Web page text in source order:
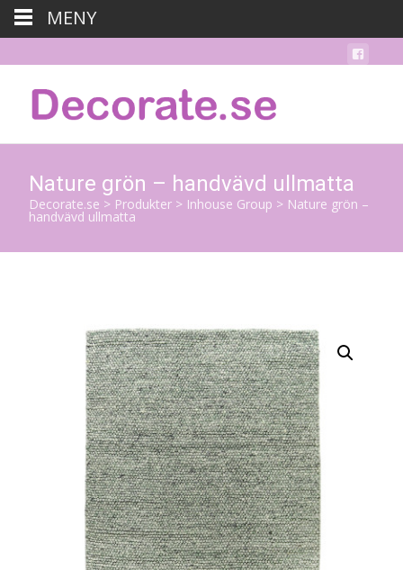
Nature grön – handvävd ullmatta
Decorate.se > Produkter > Inhouse Group > Nature grön –
handvävd ullmatta
MENY